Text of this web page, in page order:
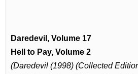
Daredevil, Volume 17
Hell to Pay, Volume 2
(Daredevil (1998) (Collected